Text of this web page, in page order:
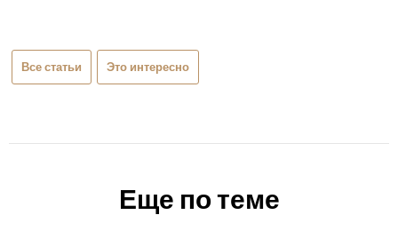
Все статьи Это интересно
Еще по теме